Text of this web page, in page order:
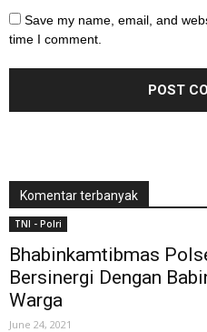
Save my name, email, and
time I comment.
Komentar terbanyak
TNI - Polri
Bhabinkamtibmas
Bersinergi Dengan
Warga
June 24, 2021